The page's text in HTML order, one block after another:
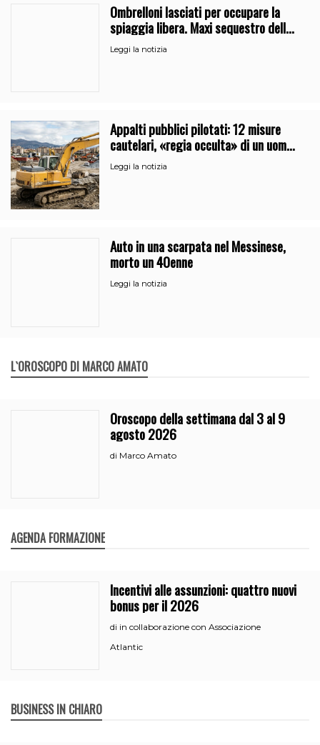
Ombrelloni lasciati per occupare la
spiaggia libera. Maxi sequestro della
Guardia Costiera
Leggi la notizia
Appalti pubblici pilotati: 12 misure
cautelari, «regia occulta» di un uomo
vicino al clan
Leggi la notizia
Auto in una scarpata nel Messinese,
morto un 40enne
Leggi la notizia
L`OROSCOPO DI MARCO AMATO
Oroscopo della settimana dal 3 al 9
agosto 2026
di Marco Amato
AGENDA FORMAZIONE
Incentivi alle assunzioni: quattro nuovi
bonus per il 2026
di in collaborazione con Associazione
Atlantic
BUSINESS IN CHIARO